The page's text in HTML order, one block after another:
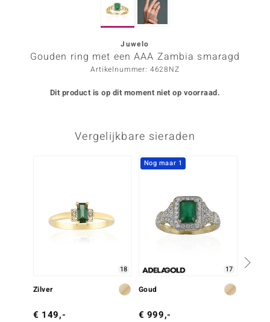
Designs
Juwelo
Gouden ring met een AAA Zambia smaragd
Artikelnummer: 4628NZ
Dit product is op dit moment niet op voorraad.
Vergelijkbare sieraden
18
Zilver
€ 149,-
Nog maar 1
17
Goud
€ 999,-